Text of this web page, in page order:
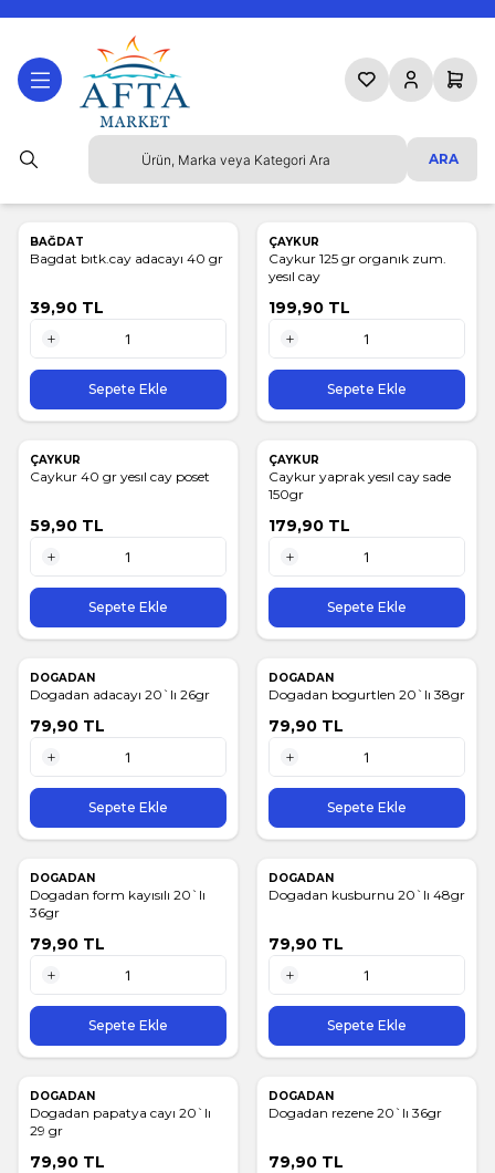
ARA
Favorilerim
HesabımSepetim
BAĞDAT
Bagdat bıtk.cay adacayı 40 gr
39,90 TL
1 Adet
Sepete Ekle
ÇAYKUR
Caykur 125 gr organık zum.
yesıl cay
199,90 TL
1 Adet
Sepete Ekle
ÇAYKUR
Caykur 40 gr yesıl cay poset
59,90 TL
1 Adet
Sepete Ekle
ÇAYKUR
Caykur yaprak yesıl cay sade
150gr
179,90 TL
1 Adet
Sepete Ekle
DOGADAN
Dogadan adacayı 20`lı 26gr
79,90 TL
1 Adet
Sepete Ekle
DOGADAN
Dogadan bogurtlen 20`lı 38gr
79,90 TL
1 Adet
Sepete Ekle
DOGADAN
Dogadan form kayısılı 20`lı
36gr
79,90 TL
1 Adet
Sepete Ekle
DOGADAN
Dogadan kusburnu 20`lı 48gr
79,90 TL
1 Adet
Sepete Ekle
DOGADAN
Dogadan papatya cayı 20`lı
29 gr
79,90 TL
DOGADAN
Dogadan rezene 20`lı 36gr
79,90 TL